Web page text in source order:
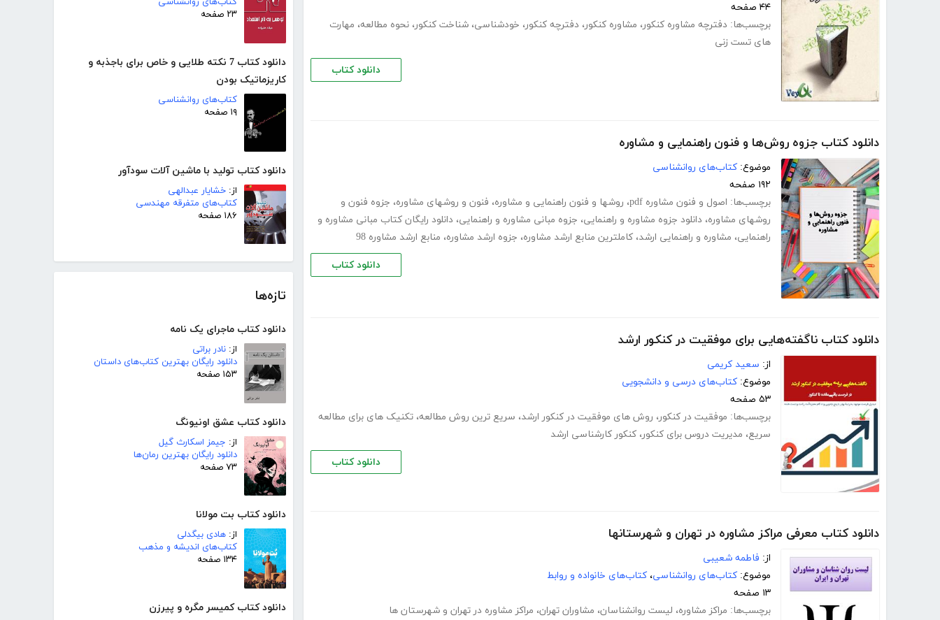
۲۳ صفحه
دانلود کتاب 7 نکته طلایی و خاص برای باجذبه و
کاریزماتیک بودن
کتاب‌های روانشناسی
۱۹ صفحه
دانلود کتاب تولید با ماشین آلات سودآور
از: خشایار عبدالهی
کتاب‌های متفرقه مهندسی
۱۸۶ صفحه
تازه‌ها
دانلود کتاب ماجرای یک نامه
از: نادر براتی
دانلود رایگان بهترین کتاب‌های داستان
۱۵۳ صفحه
دانلود کتاب عشق اونیونگ
از: جیمز اسکارث گیل
دانلود رایگان بهترین رمان‌ها
۷۳ صفحه
دانلود کتاب بت مولانا
از: هادی بیگدلی
کتاب‌های اندیشه و مذهب
۱۳۴ صفحه
دانلود کتاب کمیسر مگره و پیرزن
۴۴ صفحه
برچسب‌ها: دفترچه مشاوره کنکور، مشاوره کنکور، دفترچه کنکور، خودشناسی، شناخت کنکور، نحوه مطالعه، مهارت
های تست زنی
دانلود کتاب
دانلود کتاب جزوه روش‌ها و فنون راهنمایی و مشاوره
موضوع: کتاب‌های روانشناسی
۱۹۲ صفحه
برچسب‌ها: اصول و فنون مشاوره pdf ، روشها و فنون راهنمایی و مشاوره، فنون و روشهای مشاوره، جزوه فنون و
روشهای مشاوره، دانلود جزوه مشاوره و راهنمایی، جزوه مبانی مشاوره و راهنمایی، دانلود رایگان کتاب مبانی مشاوره و
راهنمایی، مشاوره و راهنمایی ارشد، کاملترین منابع ارشد مشاوره، جزوه ارشد مشاوره، منابع ارشد مشاوره 98
دانلود کتاب
دانلود کتاب ناگفته‌هایی برای موفقیت در کنکور ارشد
از: سعید کریمی
موضوع: کتاب‌های درسی و دانشجویی
۵۳ صفحه
برچسب‌ها: موفقیت در کنکور، روش های موفقیت در کنکور ارشد، سریع ترین روش مطالعه، تکنیک های برای مطالعه
سریع، مدیریت دروس برای کنکور، کنکور کارشناسی ارشد
دانلود کتاب
دانلود کتاب معرفی مراکز مشاوره در تهران و شهرستانها
از: فاطمه شعیبی
موضوع: کتاب‌های روانشناسی، کتاب‌های خانواده و روابط
۱۳ صفحه
برچسب‌ها: مراکز مشاوره، لیست روانشناسان، مشاوران تهران، مراکز مشاوره در تهران و شهرستان ها